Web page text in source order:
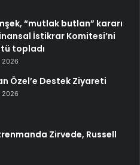
“mutlak butlan” kararı
İstikrar Komitesi’ni
topladı
2026
Özel’e Destek Ziyareti
2026
Zirvede, Russell